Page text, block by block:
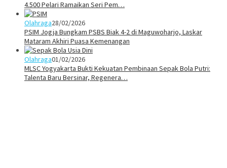
4.500 Pelari Ramaikan Seri Pem…
Olahraga28/02/2026
PSIM Jogja Bungkam PSBS Biak 4-2 di Maguwoharjo, Laskar
Mataram Akhiri Puasa Kemenangan
Olahraga01/02/2026
MLSC Yogyakarta Bukti Kekuatan Pembinaan Sepak Bola Putri:
Talenta Baru Bersinar, Regenera…